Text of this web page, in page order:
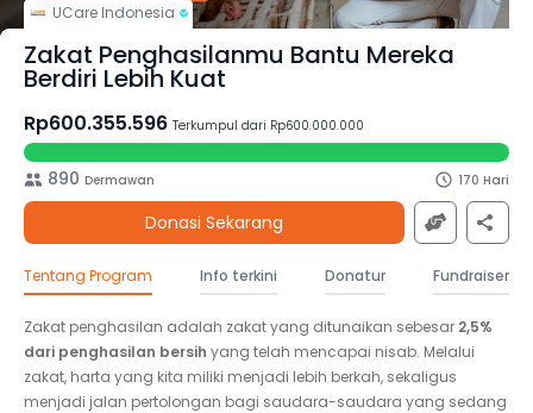
UCare Indonesia
Zakat Penghasilanmu Bantu Mereka
Berdiri Lebih Kuat
Rp600.355.596 Terkumpul dari Rp600.000.000
890 Dermawan 170 Hari
Donasi Sekarang
Tentang Program Info terkini Donatur Fundraiser
Zakat penghasilan adalah zakat yang ditunaikan sebesar 2,5%
dari penghasilan bersih yang telah mencapai nisab. Melalui
zakat, harta yang kita miliki menjadi lebih berkah, sekaligus
menjadi jalan pertolongan bagi saudara-saudara yang sedang